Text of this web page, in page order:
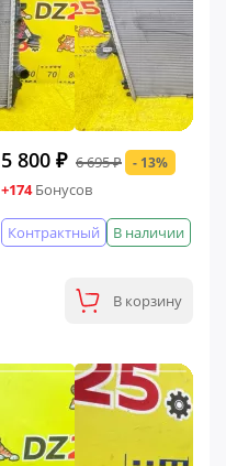
5 800 ₽ 6 695 ₽ - 13%
+174Бонусов
В наличии
Контрактный
В корзину